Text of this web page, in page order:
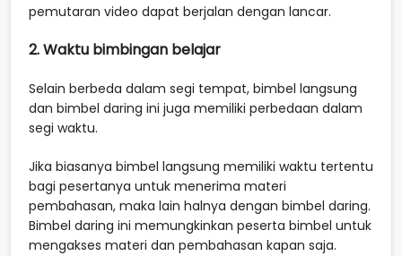
pemutaran video dapat berjalan dengan lancar.
2. Waktu bimbingan belajar
Selain berbeda dalam segi tempat, bimbel langsung
dan bimbel daring ini juga memiliki perbedaan dalam
segi waktu.
Jika biasanya bimbel langsung memiliki waktu tertentu
bagi pesertanya untuk menerima materi
pembahasan, maka lain halnya dengan bimbel daring.
Bimbel daring ini memungkinkan peserta bimbel untuk
mengakses materi dan pembahasan kapan saja.